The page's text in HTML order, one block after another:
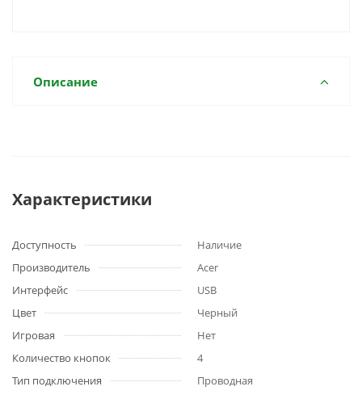
Описание
Характеристики
Доступность
Наличие
Производитель
Acer
Интерфейс
USB
Цвет
Черный
Игровая
Нет
Количество кнопок
4
Тип подключения
Проводная